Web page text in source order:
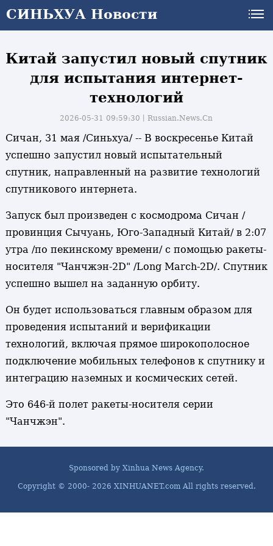
СИНЬХУА Новости
СИНЬХУА Новости
Китай запустил новый спутник
для испытания интернет-
технологий
2026-05-31 09:59:30丨Russian.News.Cn
Сичан, 31 мая /Синьхуа/ -- В воскресенье Китай
успешно запустил новый испытательный
спутник, направленный на развитие технологий
спутникового интернета.
Запуск был произведен с космодрома Сичан /
провинция Сычуань, Юго-Западный Китай/ в 2:07
утра /по пекинскому времени/ с помощью ракеты-
носителя "Чанчжэн-2D" /Long March-2D/. Спутник
успешно вышел на заданную орбиту.
Он будет использоваться главным образом для
проведения испытаний и верификации
технологий, включая прямое широкополосное
подключение мобильных телефонов к спутнику и
интеграцию наземных и космических сетей.
Это 646-й полет ракеты-носителя серии
"Чанчжэн".
Sponsored by Xinhua News Agency.
Copyright © 2000- 2026 XINHUANET.com All rights reserved.